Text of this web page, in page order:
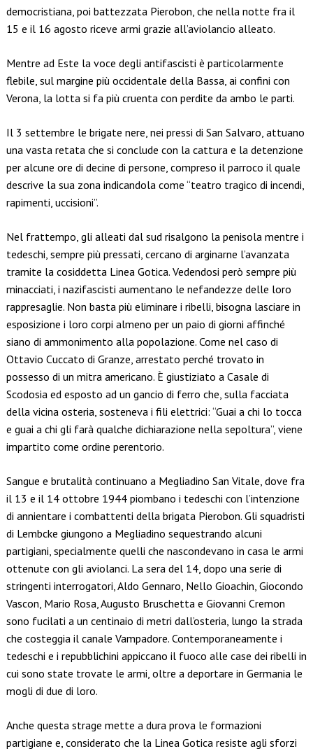
democristiana, poi battezzata Pierobon, che nella notte fra il
15 e il 16 agosto riceve armi grazie all’aviolancio alleato.
Mentre ad Este la voce degli antifascisti è particolarmente
flebile, sul margine più occidentale della Bassa, ai confini con
Verona, la lotta si fa più cruenta con perdite da ambo le parti.
Il 3 settembre le brigate nere, nei pressi di San Salvaro, attuano
una vasta retata che si conclude con la cattura e la detenzione
per alcune ore di decine di persone, compreso il parroco il quale
descrive la sua zona indicandola come “teatro tragico di incendi,
rapimenti, uccisioni”.
Nel frattempo, gli alleati dal sud risalgono la penisola mentre i
tedeschi, sempre più pressati, cercano di arginarne l’avanzata
tramite la cosiddetta Linea Gotica. Vedendosi però sempre più
minacciati, i nazifascisti aumentano le nefandezze delle loro
rappresaglie. Non basta più eliminare i ribelli, bisogna lasciare in
esposizione i loro corpi almeno per un paio di giorni affinché
siano di ammonimento alla popolazione. Come nel caso di
Ottavio Cuccato di Granze, arrestato perché trovato in
possesso di un mitra americano. È giustiziato a Casale di
Scodosia ed esposto ad un gancio di ferro che, sulla facciata
della vicina osteria, sosteneva i fili elettrici: “Guai a chi lo tocca
e guai a chi gli farà qualche dichiarazione nella sepoltura”, viene
impartito come ordine perentorio.
Sangue e brutalità continuano a Megliadino San Vitale, dove fra
il 13 e il 14 ottobre 1944 piombano i tedeschi con l’intenzione
di annientare i combattenti della brigata Pierobon. Gli squadristi
di Lembcke giungono a Megliadino sequestrando alcuni
partigiani, specialmente quelli che nascondevano in casa le armi
ottenute con gli aviolanci. La sera del 14, dopo una serie di
stringenti interrogatori, Aldo Gennaro, Nello Gioachin, Giocondo
Vascon, Mario Rosa, Augusto Bruschetta e Giovanni Cremon
sono fucilati a un centinaio di metri dall’osteria, lungo la strada
che costeggia il canale Vampadore. Contemporaneamente i
tedeschi e i repubblichini appiccano il fuoco alle case dei ribelli in
cui sono state trovate le armi, oltre a deportare in Germania le
mogli di due di loro.
Anche questa strage mette a dura prova le formazioni
partigiane e, considerato che la Linea Gotica resiste agli sforzi